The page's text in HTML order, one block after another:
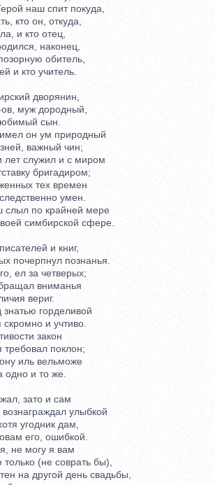
наш спит покуда,
кто он, откуда,
и кто отец,
наконец,
обитель,
и кто учитель.
дворянин,
муж дородный,
сын.
он ум природный
важный чин;
служил и с миром
бригадиром;
тех времен
умен.
по крайней мере
симбирской сфере.
и книг,
почерпнул познанья.
ел за четверых;
вниманья
вериг.
горделивой
и учтиво.
закон
поклон;
иль вельможе
одно и то же.
зато и сам
улыбкой
угодник дам,
его, ошибкой.
не могу я вам
(не соврать бы),
на другой день свадьбы,